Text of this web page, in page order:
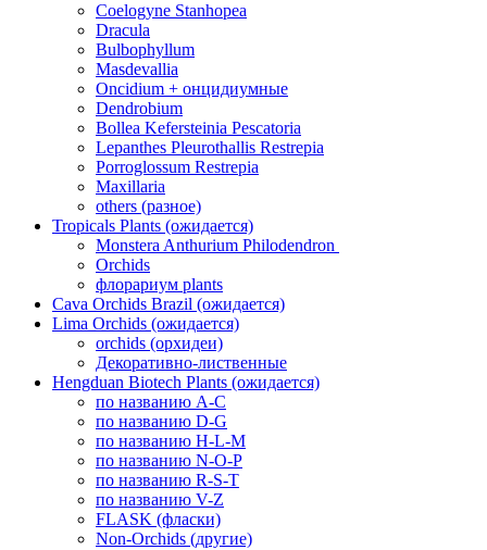
Coelogyne Stanhopea
Dracula
Bulbophyllum
Masdevallia
Oncidium + онцидиумные
Dendrobium
Bollea Kefersteinia Pescatoria
Lepanthes Pleurothallis Restrepia
Porroglossum Restrepia
Maxillaria
others (разное)
Tropicals Plants (ожидается)
​​​​​​​Monstera Anthurium Philodendron
Orchids
флорариум plants
Cava Orchids Brazil (ожидается)
Lima Orchids (ожидается)
orchids (орхидеи)
Декоративно-лиственные
Hengduan Biotech Plants (ожидается)
по названию A-C
по названию D-G
по названию H-L-M
по названию N-O-P
по названию R-S-T
по названию V-Z
FLASK (фласки)
Non-Orchids (другие)